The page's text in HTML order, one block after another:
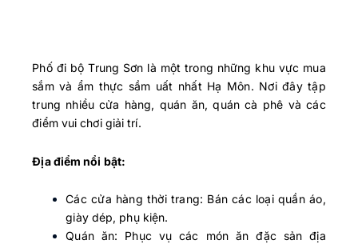
Phố đi bộ Trung Sơn là một trong những khu vực mua
sắm và ẩm thực sầm uất nhất Hạ Môn. Nơi đây tập
trung nhiều cửa hàng, quán ăn, quán cà phê và các
điểm vui chơi giải trí.
Địa điểm nổi bật:
Các cửa hàng thời trang: Bán các loại quần áo,
giày dép, phụ kiện.
Quán ăn: Phục vụ các món ăn đặc sản địa